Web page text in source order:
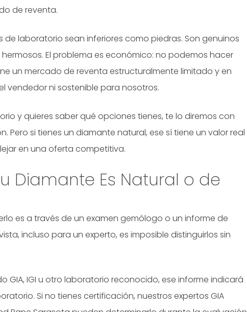
de reventa.
laboratorio sean inferiores como piedras. Son genuinos
El problema es económico: no podemos hacer
un mercado de reventa estructuralmente limitado y en
vendedor ni sostenible para nosotros.
y quieres saber qué opciones tienes, te lo diremos con
Pero si tienes un diamante natural, ese sí tiene un valor real
en una oferta competitiva.
Diamante Es Natural o de
es a través de un examen gemólogo o un informe de
incluso para un experto, es imposible distinguirlos sin
GIA, IGI u otro laboratorio reconocido, ese informe indicará
Si no tienes certificación, nuestros expertos GIA